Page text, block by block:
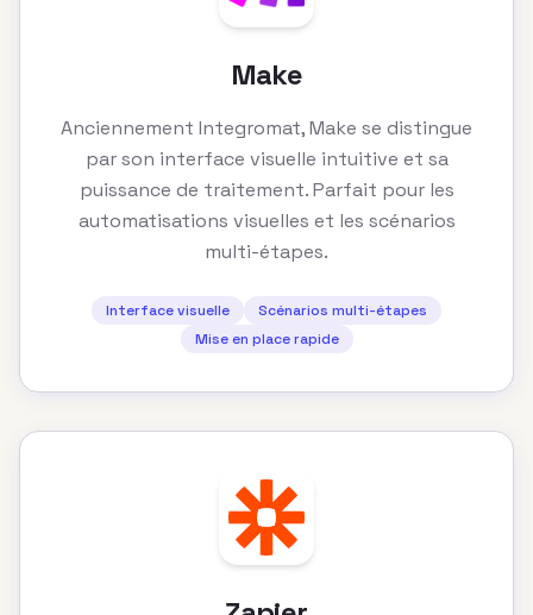
Make
Anciennement Integromat, Make se distingue
par son interface visuelle intuitive et sa
puissance de traitement. Parfait pour les
automatisations visuelles et les scénarios
multi-étapes.
Interface visuelle
Scénarios multi-étapes
Mise en place rapide